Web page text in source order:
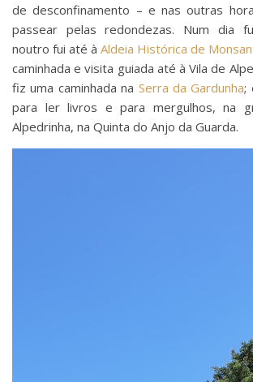
de desconfinamento – e nas outras
passear pelas redondezas. Num dia
noutro fui até à Aldeia Histórica de
caminhada e visita guiada até à Vila de
fiz uma caminhada na Serra da Gardunha;
para ler livros e para mergulhos, na
Alpedrinha, na Quinta do Anjo da Guarda.